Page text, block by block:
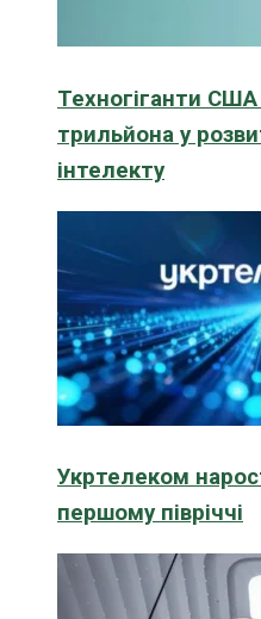
Техногіганти
трильйона у
інтелекту
Укртелеком
першому півріччі